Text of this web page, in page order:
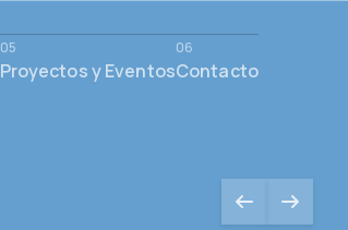
Proyectos y EventosContacto